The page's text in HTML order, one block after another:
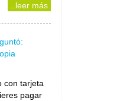
..leer más
con tarjeta
pagar